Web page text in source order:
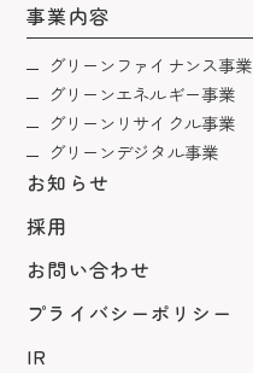
事業内容
グリーンファイナンス事業
グリーンエネルギー事業
グリーンリサイクル事業
グリーンデジタル事業
お知らせ
採用
お問い合わせ
プライバシーポリシー
IR